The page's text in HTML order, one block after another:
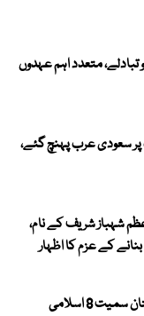
تبادلے، متعدد اہم عہدوں
سعودی عرب پہنچ گئے،
شہباز شریف کے نام،
کے عزم کا اظہار
غزہ میں اسرائیلی کارروائیوں پر پاکستان سمیت 8 اسلامی